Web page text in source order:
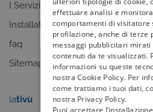
I Servizi
Installatori
faq
Sitemap
faq
lativù
effettuare analisi e
comportamenti di visitatore
profilazione, anche di terze
messaggi pubblicitari
contenuti da te visualizzati.
informazioni su queste
nostra Cookie Policy. Per
come trattiamo i tuoi dati,
nostra Privacy Policy.
Puoi accettare